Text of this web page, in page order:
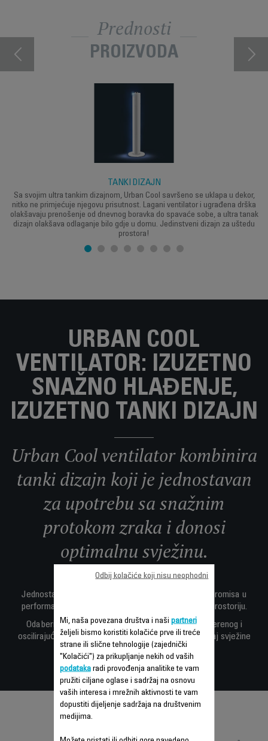
Prednosti
PROIZVODA
TANKI DIZAJN
Sa svojim ultra tankim dizajnom, Urban Cool savršeno se uklapa u dekor,
nitko ne primjećuje njegovu prisutnost. Lagani ventilator i ugrađena drška
olakšavaju prenošenje od dnevnog boravka do spavaće sobe, a ultra tanak
dizajn olakšava odlaganje bilo gdje u domu. Jedinstveni dizajn za uštedu
prostora!
URBAN COOL
VENTILATOR: IZUZETNO
SNAŽNO HLAĐENJE,
IZUZETNO TANKI DIZAJN
Urban Cool ventilator kombinira
tanki dizajn koji je jednostavan
za upotrebu sa snažnim
protokom zraka i donosi
optimalnu svježinu.
Jednostavan za postavljanje ili odlaganje, bez kompromisa u
performansama, osigurava tiho kolanje zraka kroz prostoriju.
Odaberite između tri različite brzine i između usmjerenog i
oscilirajućeg protoka zraka, za personalizirani osjećaj svježine
prilagođen svakoj situaciji.
Mi, naša povezana društva i naši partneri
željeli bismo koristiti kolačiće prve ili treće
strane ili slične tehnologije (zajednički
"Kolačići") za prikupljanje nekih od vaših
podatakaradi provođenja analitike te vam
pružiti ciljane oglase i sadržaj na osnovu
vaših interesa i mrežnih aktivnosti te vam
dopustiti dijeljenje sadržaja na društvenim
medijima.
Odbij kolačiće koji nisu neophodni